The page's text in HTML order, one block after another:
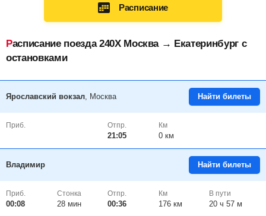
Расписание
Расписание поезда 240Х Москва → Екатеринбург с
остановками
Ярославский вокзал, Москва Найти билеты
Приб. Отпр.
21:05
Км
0 км
Владимир Найти билеты
Приб.
00:08
Стонка
28 мин
Отпр.
00:36
Км
176 км
В пути
20 ч 57 м